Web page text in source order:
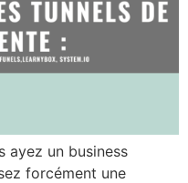
ayez un business
forcément une